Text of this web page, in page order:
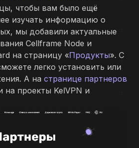
чтобы вам было ещё
изучать информацию о
мы добавили актуальные
Cellframe Node и
на страницу «Продукты». С
легко установить или
А на странице партнеров
на проекты KelVPN и